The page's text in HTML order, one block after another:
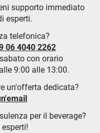
supporto immediato
esperti.
telefonica?
06 4040 2262
con orario
9:00 alle 13:00.
un'offerta dedicata?
per il beverage?